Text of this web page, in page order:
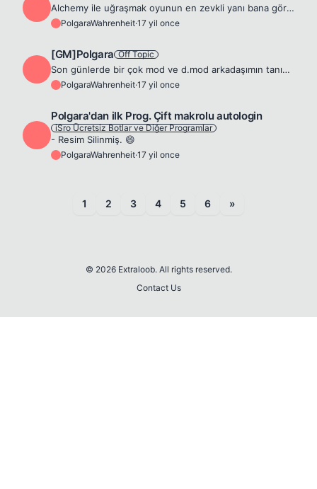
Alchemy ile uğraşmak oyunun en zevkli yanı bana göre. 94+6 shield'imin yine kaybolması üzerine bi shield alıp aynı dakika içerisinde +6 olduğunu görünce şansımın yaver gideceğini sezdim zaten 😜
PolgaraWahrenheit·17 yil once
[GM]Polgara Off Topic
Son günlerde bir çok mod ve d.mod arkadaşımın tanıklık ettiği üzere ; etrafta sahte polgaralar gezmeye başlamış bile... Char soyulmalarında bana pm ler geliyor charımı aldın diye arkadaşlar &quot;Glob...
PolgaraWahrenheit·17 yil once
Polgara'dan ilk Prog. Çift makrolu autologin
iSro Ücretsiz Botlar ve Diğer Programlar
- Resim Silinmiş. 😄
PolgaraWahrenheit·17 yil once
1 2 3 4 5 6 »
© 2026 Extraloob. All rights reserved.
Contact Us